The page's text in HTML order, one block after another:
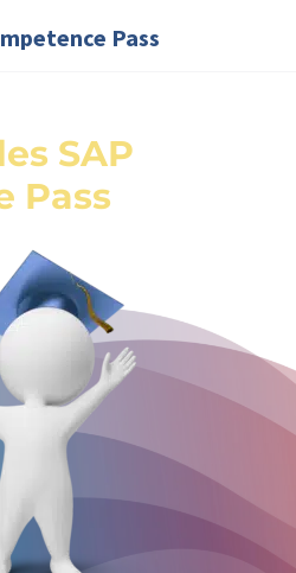
Pass
SAP
Pass